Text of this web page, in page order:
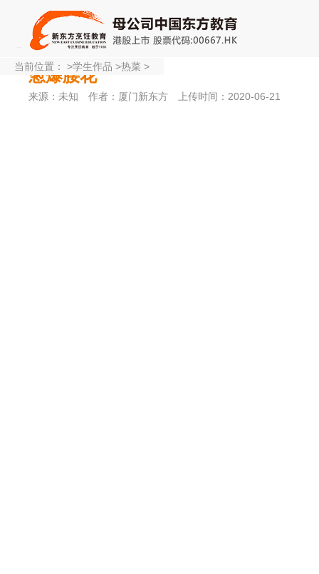
葱爆腰花
来源：未知 作者：厦门新东方 上传时间：2020-06-21
当前位置： >学生作品 >热菜 >